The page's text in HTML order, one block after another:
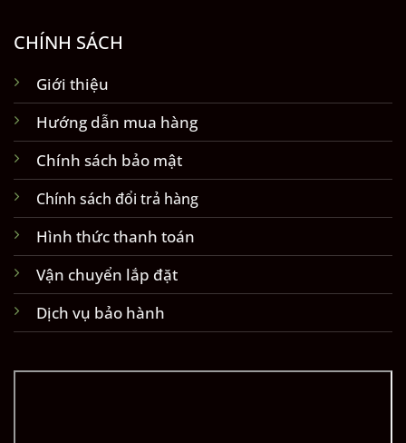
CHÍNH SÁCH
Giới thiệu
Hướng dẫn mua hàng
Chính sách bảo mật
Chính sách đổi trả hàng
Hình thức thanh toán
Vận chuyển lắp đặt
Dịch vụ bảo hành